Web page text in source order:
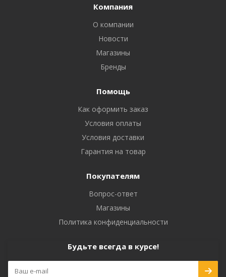
Компания
О компании
Новости
Магазины
Бренды
Помощь
Как оформить заказ
Условия оплаты
Условия доставки
Гарантия на товар
Покупателям
Вопрос-ответ
Магазины
Политика конфиденциальности
Будьте всегда в курсе!